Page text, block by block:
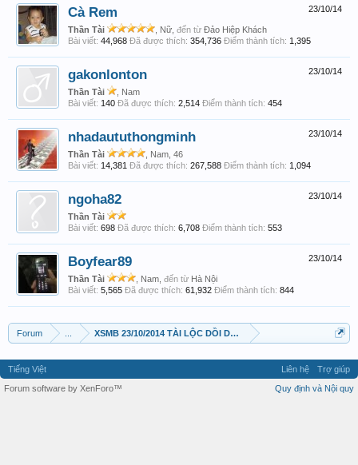
23/10/14
Cà Rem
Thần Tài , Nữ, đến từ Đảo Hiệp Khách
Bài viết: 44,968 Đã được thích: 354,736 Điểm thành tích: 1,395
23/10/14
gakonlonton
Thần Tài
, Nam
Bài viết: 140 Đã được thích: 2,514 Điểm thành tích: 454
23/10/14
nhadaututhongminh
Thần Tài
, Nam, 46
Bài viết: 14,381 Đã được thích: 267,588 Điểm thành tích: 1,094
23/10/14
ngoha82
Thần Tài
Bài viết: 698 Đã được thích: 6,708 Điểm thành tích: 553
23/10/14
Boyfear89
Thần Tài , Nam, đến từ Hà Nội
Bài viết: 5,565 Đã được thích: 61,932 Điểm thành tích: 844
Forum XSMB 23/10/2014 TÀI LỘC DỒI DÀO
Tiếng Việt Liên hệ
Trợ giúp
Quy định và Nội quy
Forum software by XenForo™